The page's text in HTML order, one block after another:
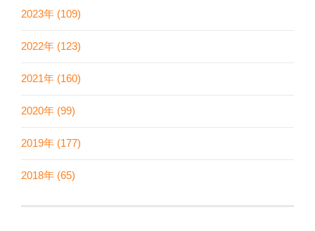
2023年 (109)
2022年 (123)
2021年 (160)
2020年 (99)
2019年 (177)
2018年 (65)